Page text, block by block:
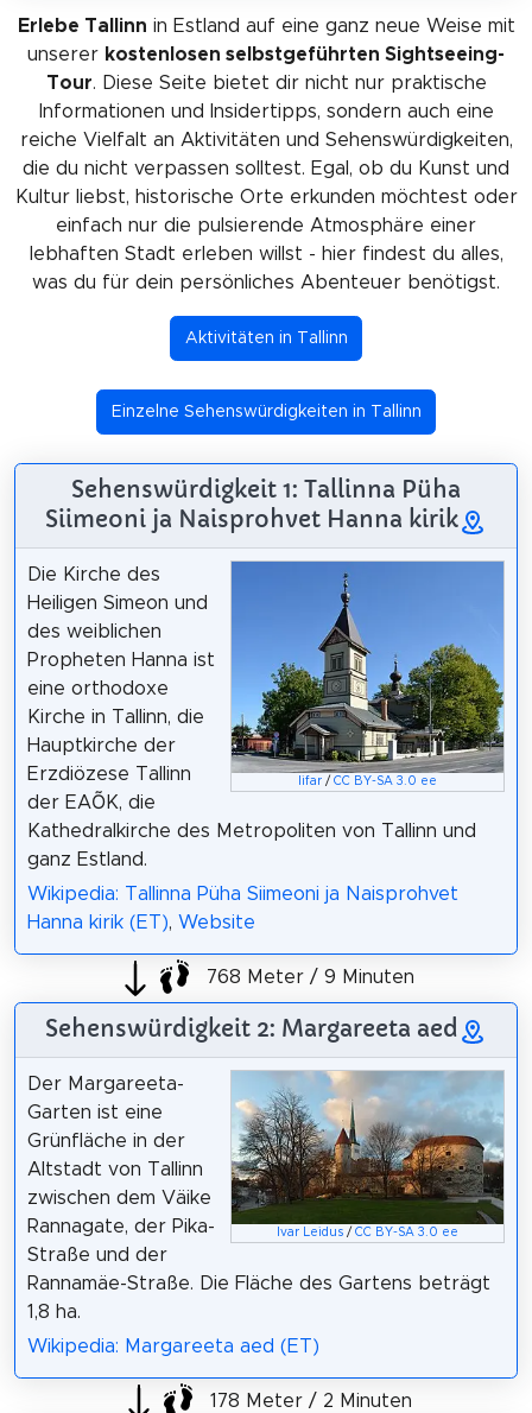
Erlebe Tallinn in Estland auf eine ganz neue Weise mit
unserer kostenlosen selbstgeführten Sightseeing-
Tour. Diese Seite bietet dir nicht nur praktische
Informationen und Insidertipps, sondern auch eine
reiche Vielfalt an Aktivitäten und Sehenswürdigkeiten,
die du nicht verpassen solltest. Egal, ob du Kunst und
Kultur liebst, historische Orte erkunden möchtest oder
einfach nur die pulsierende Atmosphäre einer
lebhaften Stadt erleben willst - hier findest du alles,
was du für dein persönliches Abenteuer benötigst.
Aktivitäten in Tallinn
Einzelne Sehenswürdigkeiten in Tallinn
Sehenswürdigkeit 1: Tallinna Püha
Siimeoni ja Naisprohvet Hanna kirik
Iifar /CC BY-SA 3.0 ee
Die Kirche des
Heiligen Simeon und
des weiblichen
Propheten Hanna ist
eine orthodoxe
Kirche in Tallinn, die
Hauptkirche der
Erzdiözese Tallinn
der EAÕK, die
Kathedralkirche des Metropoliten von Tallinn und
ganz Estland.
Wikipedia: Tallinna Püha Siimeoni ja Naisprohvet
Hanna kirik (ET), Website
768 Meter / 9 Minuten
Sehenswürdigkeit 2: Margareeta aed
Ivar Leidus /CC BY-SA 3.0 ee
Der Margareeta-
Garten ist eine
Grünfläche in der
Altstadt von Tallinn
zwischen dem Väike
Rannagate, der Pika-
Straße und der
Rannamäe-Straße. Die Fläche des Gartens beträgt
1,8 ha.
Wikipedia: Margareeta aed (ET)
178 Meter / 2 Minuten